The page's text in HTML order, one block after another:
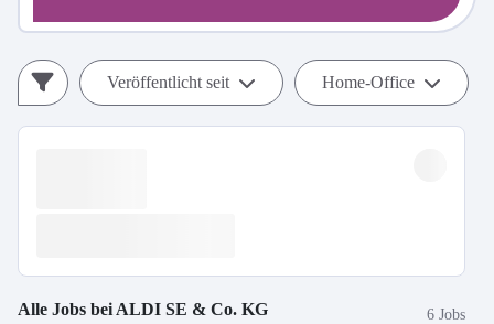
Veröffentlicht seit Home-Office
Alle Jobs bei ALDI SE & Co. KG 6 Jobs